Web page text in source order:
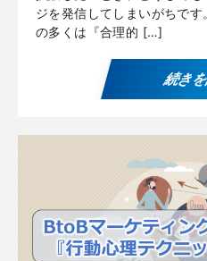
ジを発信してしまいがちで
の多くは『合理的 […]
続き